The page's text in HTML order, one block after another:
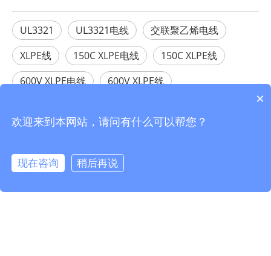
UL3321 UL3321电线
交联聚乙烯电线
XLPE线
150C XLPE电线
150C XLPE线
600V XLPE电线
600V XLPE线
相关产品 15358868788
info@fmcable.com
凤鸣公众号
×
欢迎来到本网站，请问有什么可以帮您？
现在咨询 稍后再说